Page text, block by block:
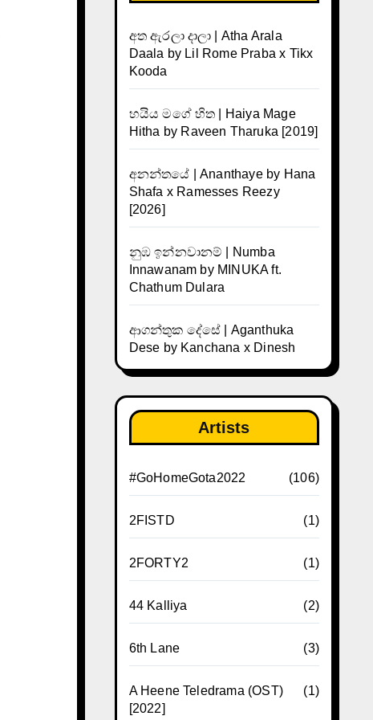
අත ඇරලා දාලා | Atha Arala
Daala by Lil Rome Praba x Tikx
Kooda
හයිය මගේ හිත | Haiya Mage
Hitha by Raveen Tharuka [2019]
අනන්තයේ | Ananthaye by Hana
Shafa x Ramesses Reezy
[2026]
නුඹ ඉන්නවානම් | Numba
Innawanam by MINUKA ft.
Chathum Dulara
ආගන්තුක දේසේ | Aganthuka
Dese by Kanchana x Dinesh
Artists
#GoHomeGota2022 (106)
2FISTD (1)
2FORTY2 (1)
44 Kalliya (2)
6th Lane (3)
A Heene Teledrama (OST)
[2022]
(1)